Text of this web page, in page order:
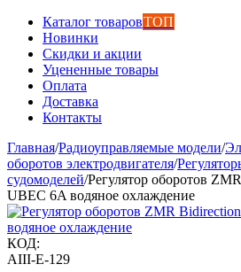
Каталог товаровТОП
Новинки
Скидки и акции
Уцененные товары
Оплата
Доставка
Контакты
Главная/Радиоуправляемые модели/
оборотов электродвигателя/
судомоделей/Регулятор оборотов
UBEC 6A водяное охлаждение
КОД:
AIII-E-129